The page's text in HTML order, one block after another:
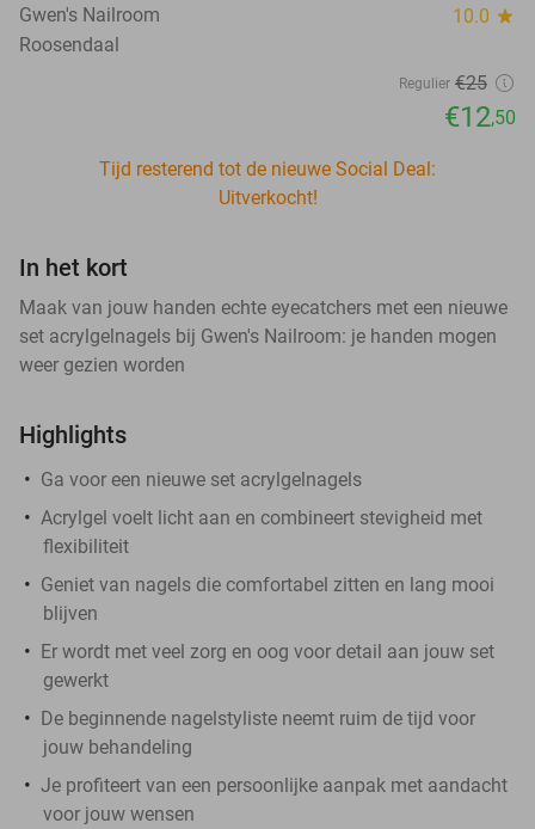
Gwen's Nailroom 10.0 star
Roosendaal
Regulier €25
€12,50
Tijd resterend tot de nieuwe Social Deal:
Uitverkocht!
In het kort
Maak van jouw handen echte eyecatchers met een nieuwe
set acrylgelnagels bij Gwen's Nailroom: je handen mogen
weer gezien worden
Highlights
Ga voor een nieuwe set acrylgelnagels
Acrylgel voelt licht aan en combineert stevigheid met
flexibiliteit
Geniet van nagels die comfortabel zitten en lang mooi
blijven
Er wordt met veel zorg en oog voor detail aan jouw set
gewerkt
De beginnende nagelstyliste neemt ruim de tijd voor
jouw behandeling
Je profiteert van een persoonlijke aanpak met aandacht
voor jouw wensen